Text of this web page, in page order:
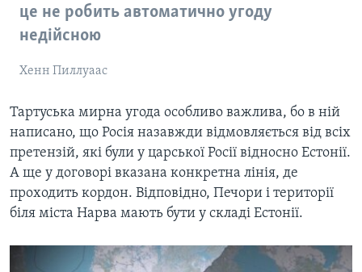
це не робить автоматично угоду
недійсною
Хенн Пиллуаас
Тартуська мирна угода особливо важлива, бо в ній
написано, що Росія назавжди відмовляється від всіх
претензій, які були у царської Росії відносно Естонії.
А ще у договорі вказана конкретна лінія, де
проходить кордон. Відповідно, Печори і території
біля міста Нарва мають бути у складі Естонії.